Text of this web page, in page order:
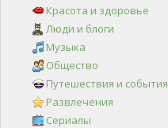
Красота и здоровье
Люди и блоги
Музыка
Общество
Путешествия и события
Развлечения
Сериалы